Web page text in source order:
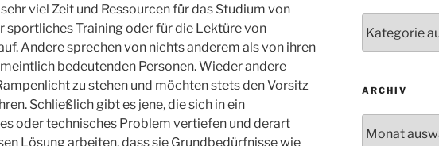
viel Zeit und Ressourcen für das Studium von
sportliches Training oder für die Lektüre von
Andere sprechen von nichts anderem als von ihren
bedeutenden Personen. Wieder andere
zu stehen und möchten stets den Vorsitz
Schließlich gibt es jene, die sich in ein
oder technisches Problem vertiefen und derart
Lösung arbeiten, dass sie Grundbedürfnisse wie
ARCHIV